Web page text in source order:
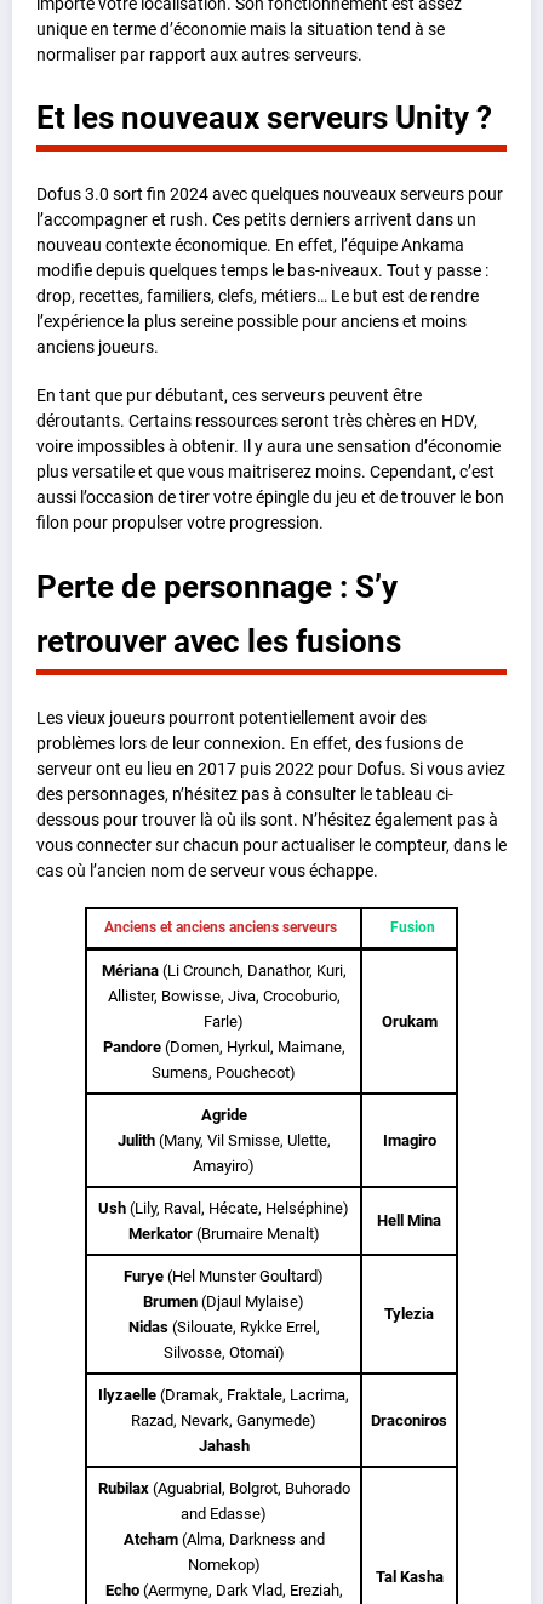
unique en terme d’économie mais la situation tend à se
normaliser par rapport aux autres serveurs.
Et les nouveaux serveurs Unity ?
Dofus 3.0 sort fin 2024 avec quelques nouveaux serveurs pour
l’accompagner et rush. Ces petits derniers arrivent dans un
nouveau contexte économique. En effet, l’équipe Ankama
modifie depuis quelques temps le bas-niveaux. Tout y passe :
drop, recettes, familiers, clefs, métiers… Le but est de rendre
l’expérience la plus sereine possible pour anciens et moins
anciens joueurs.
En tant que pur débutant, ces serveurs peuvent être
déroutants. Certains ressources seront très chères en HDV,
voire impossibles à obtenir. Il y aura une sensation d’économie
plus versatile et que vous maitriserez moins. Cependant, c’est
aussi l’occasion de tirer votre épingle du jeu et de trouver le bon
filon pour propulser votre progression.
Perte de personnage : S’y
retrouver avec les fusions
Les vieux joueurs pourront potentiellement avoir des
problèmes lors de leur connexion. En effet, des fusions de
serveur ont eu lieu en 2017 puis 2022 pour Dofus. Si vous aviez
des personnages, n’hésitez pas à consulter le tableau ci-
dessous pour trouver là où ils sont. N’hésitez également pas à
vous connecter sur chacun pour actualiser le compteur, dans le
cas où l’ancien nom de serveur vous échappe.
Anciens et anciens anciens serveurs Fusion
Mériana (Li Crounch, Danathor, Kuri,
Allister, Bowisse, Jiva, Crocoburio,
Farle)
Pandore (Domen, Hyrkul, Maimane,
Sumens, Pouchecot)
Orukam
Agride
Julith (Many, Vil Smisse, Ulette,
Amayiro)
Imagiro
Ush (Lily, Raval, Hécate, Helséphine)
Merkator (Brumaire Menalt)
Hell Mina
Furye (Hel Munster Goultard)
Brumen (Djaul Mylaise)
Nidas (Silouate, Rykke Errel,
Silvosse, Otomaï)
Tylezia
Ilyzaelle (Dramak, Fraktale, Lacrima,
Razad, Nevark, Ganymede)
Jahash
Draconiros
Rubilax (Aguabrial, Bolgrot, Buhorado
and Edasse)
Atcham (Alma, Darkness and
Nomekop)
Echo (Aermyne, Dark Vlad, Ereziah,
Tal Kasha